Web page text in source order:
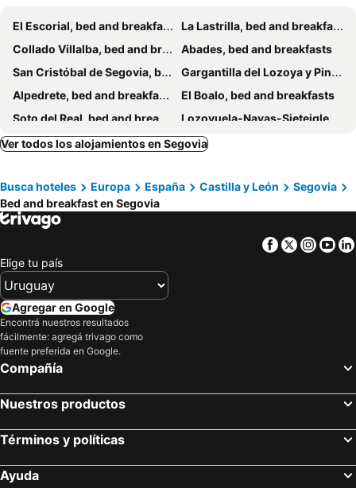
El Escorial, bed and breakfasts
La Lastrilla, bed and breakfasts
Collado Villalba, bed and breakfasts
Abades, bed and breakfasts
San Cristóbal de Segovia, bed and breakfasts
Gargantilla del Lozoya y Pinilla de Buitrago, bed and breakfasts
Alpedrete, bed and breakfasts
El Boalo, bed and breakfasts
Soto del Real, bed and breakfasts
Lozoyuela-Navas-Sieteiglesias, bed and breakfasts
Berzosa del Lozoya, bed and breakfasts
Gomezserracín, bed and breakfasts
Ver todos los alojamientos en Segovia
Busca hoteles Europa España Castilla y León
Segovia
Bed and breakfast en Segovia
Facebook
Twitter
Elige tu país
Agregar en Google
Encontrá nuestros resultados
fácilmente: agregá trivago como
fuente preferida en Google.
Compañía
Nuestros productos
Términos y políticas
Ayuda